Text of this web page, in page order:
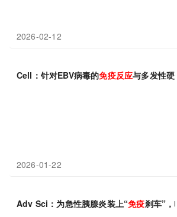
2026-02-12
Cell：针对EBV病毒的免疫反应与多发性
2026-01-22
Adv Sci：为急性胰腺炎装上“免疫刹车”